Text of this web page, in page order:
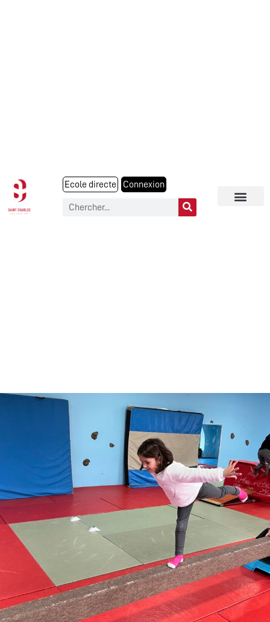
Ecole directe Connexion